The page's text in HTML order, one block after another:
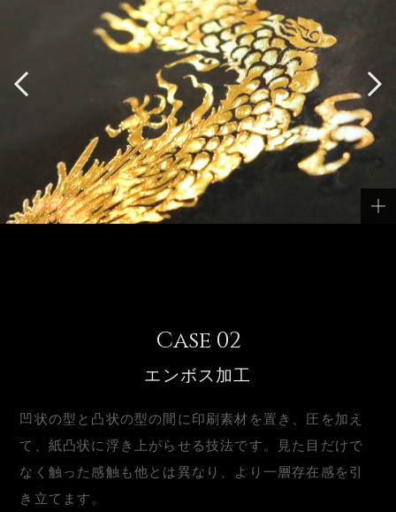
Case
エンボス加工
凹状の型と凸状の型の間に印刷素材を置き、圧を加え
て、紙凸状に浮き上がらせる技法です。見た目だけで
なく触った感触も他とは異なり、より一層存在感を引
き立てます。